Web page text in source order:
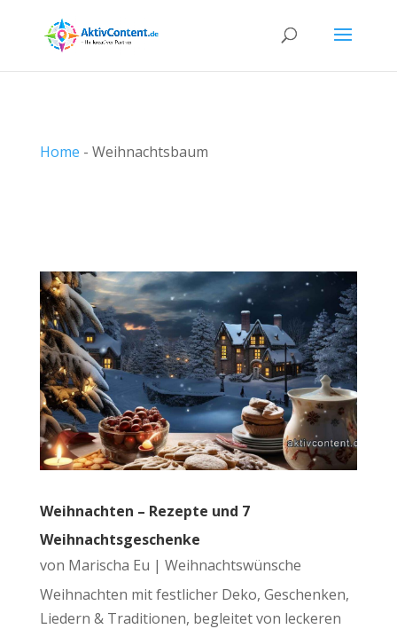
Home - Weihnachtsbaum
Weihnachten – Rezepte und 7
Weihnachtsgeschenke
von Marischa Eu | Weihnachtswünsche
Weihnachten mit festlicher Deko, Geschenken,
Liedern & Traditionen, begleitet von leckeren